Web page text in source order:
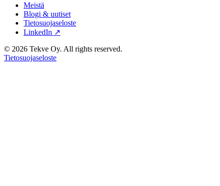
Meistä
Blogi & uutiset
Tietosuojaseloste
LinkedIn ↗
© 2026 Tekve Oy. All rights reserved.
Tietosuojaseloste